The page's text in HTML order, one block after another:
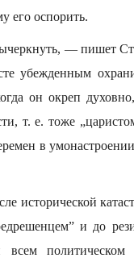
его оспорить.
— пишет
убежденным
он окреп
т. е. тоже
в
исторической
и до
политическом